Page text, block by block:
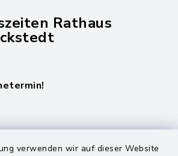
verwenden wir auf dieser Website
Rathaus